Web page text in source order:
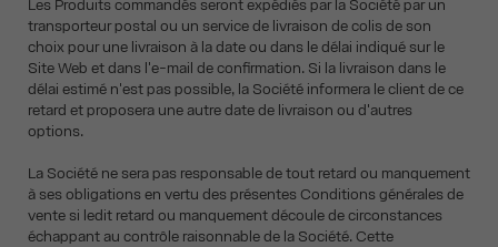
Les Produits commandés seront expédiés par la Société par un
transporteur postal ou un service de livraison de colis de son
choix pour une livraison à la date ou dans le délai indiqué sur le
Site Web et dans l'e-mail de confirmation. Si la livraison dans le
délai estimé n'est pas possible, la Société informera le client de ce
retard et proposera une autre date de livraison ou d'autres
options.
La Société ne sera pas responsable de tout retard ou manquement
à ses obligations en vertu des présentes Conditions générales de
vente si ledit retard ou manquement découle de circonstances
échappant au contrôle raisonnable de la Société. Cette